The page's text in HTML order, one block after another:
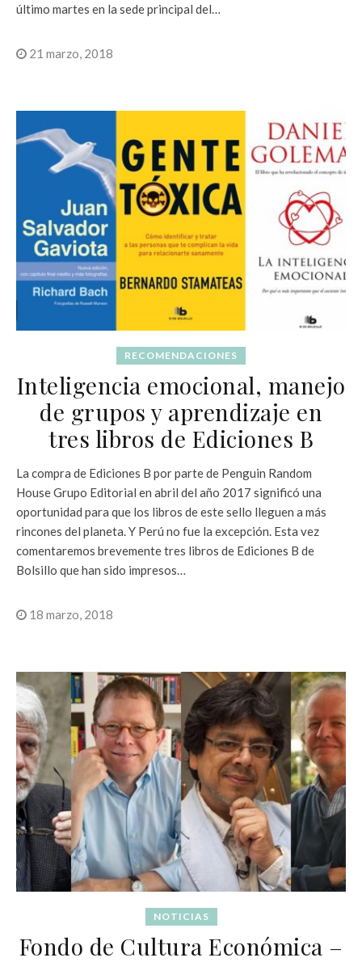
último martes en la sede principal del…
21 marzo, 2018
RECOMENDACIONES
Inteligencia emocional, manejo
de grupos y aprendizaje en
tres libros de Ediciones B
La compra de Ediciones B por parte de Penguin Random
House Grupo Editorial en abril del año 2017 significó una
oportunidad para que los libros de este sello lleguen a más
rincones del planeta. Y Perú no fue la excepción. Esta vez
comentaremos brevemente tres libros de Ediciones B de
Bolsillo que han sido impresos…
18 marzo, 2018
NOTICIAS
Fondo de Cultura Económica –